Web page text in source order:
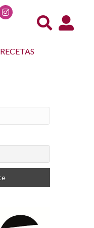
Acceso
RECETAS